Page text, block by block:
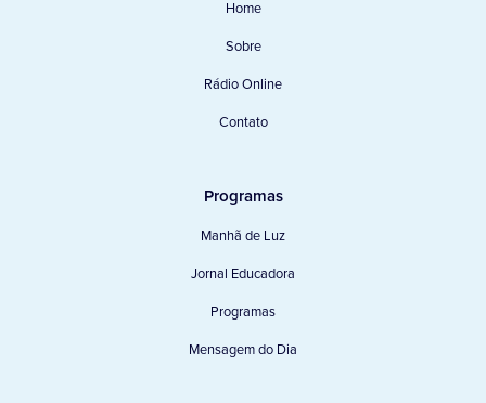
Home
Sobre
Rádio Online
Contato
Programas
Manhã de Luz
Jornal Educadora
Programas
Mensagem do Dia